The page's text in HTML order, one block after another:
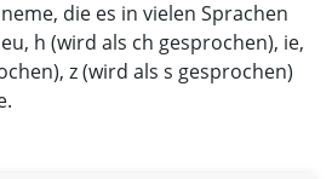
die es in vielen Sprachen
h (wird als ch gesprochen), ie,
z (wird als s gesprochen)